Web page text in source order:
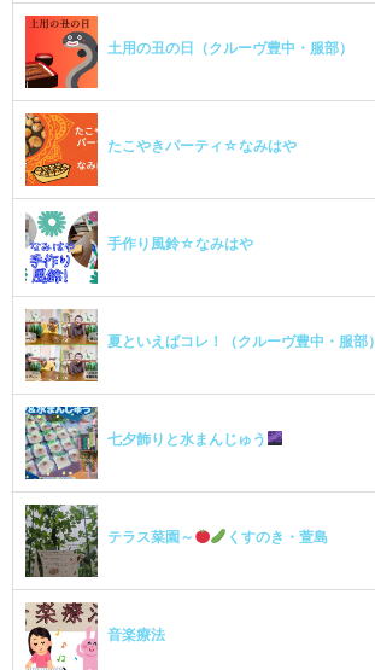
土用の丑の日（クルーヴ豊中・服部）
たこやきパーティ☆なみはや
手作り風鈴☆なみはや
夏といえばコレ！（クルーヴ豊中・服部）
七夕飾りと水まんじゅう
テラス菜園～ くすのき・萱島
音楽療法